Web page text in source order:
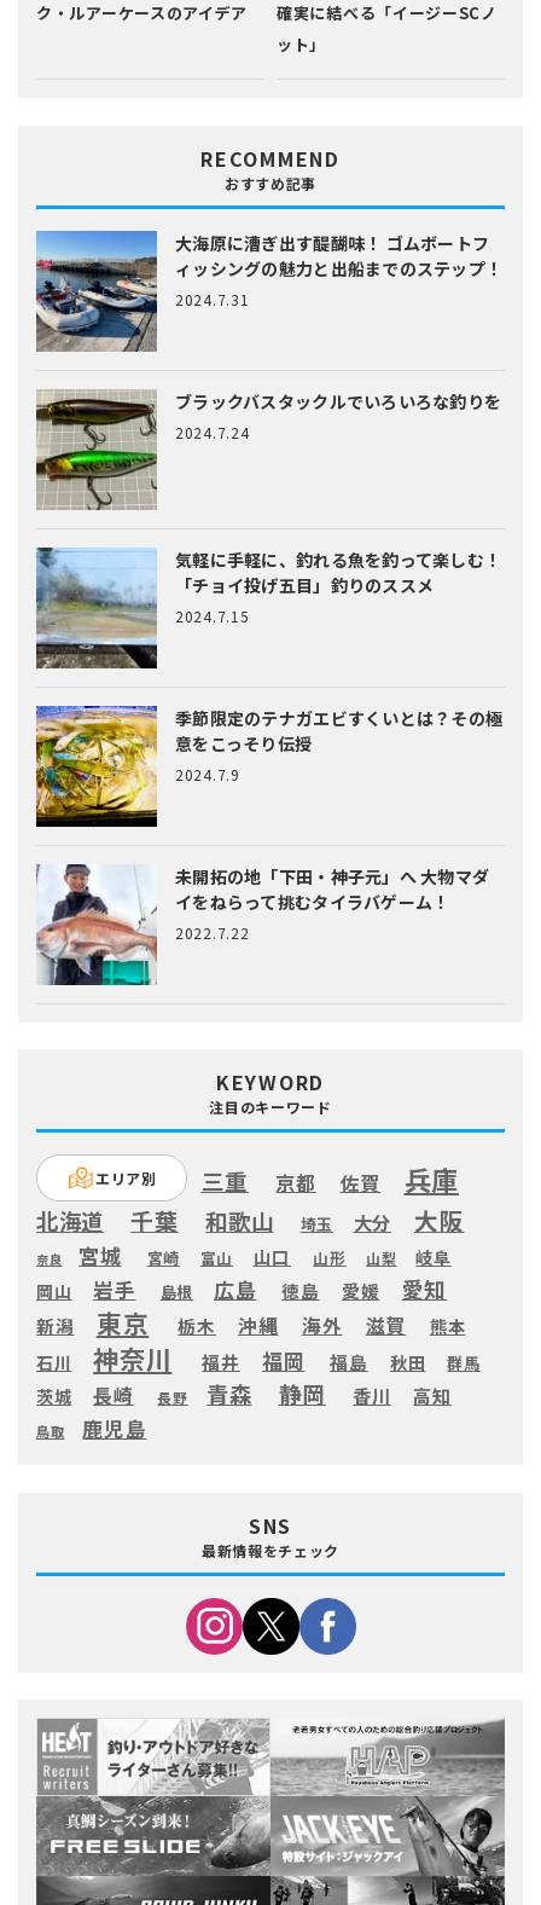
ク・ルアーケースのアイデア
確実に結べる「イージーSCノ
ット」
RECOMMEND
おすすめ記事
大海原に漕ぎ出す醍醐味！ ゴムボートフ
ィッシングの魅力と出船までのステップ！
2024.7.31
ブラックバスタックルでいろいろな釣りを
2024.7.24
気軽に手軽に、釣れる魚を釣って楽しむ！
「チョイ投げ五目」釣りのススメ
2024.7.15
季節限定のテナガエビすくいとは？ その極
意をこっそり伝授
2024.7.9
未開拓の地「下田・神子元」へ大物マダ
イをねらって挑むタイラバゲーム！
2022.7.22
KEYWORD
注目のキーワード
エリア別 三重 京都 佐賀 兵庫
北海道 千葉 和歌山 埼玉 大分 大阪
奈良 宮城 宮崎 富山 山口 山形 山梨
岐阜
岡山
岩手 島根 広島 徳島 愛媛 愛知
新潟 東京 栃木 沖縄 海外 滋賀
熊本
石川
神奈川 福井 福岡 福島 秋田 群馬
茨城 長崎 長野 青森 静岡 香川 高知
鳥取 鹿児島
SNS
最新情報をチェック